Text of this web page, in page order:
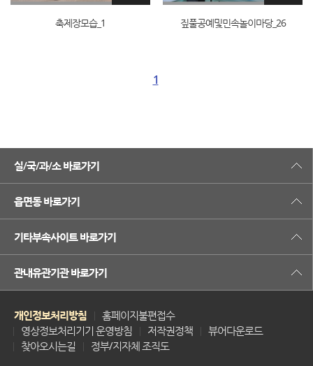
축제장모습_1 짚풀공예및민속놀이마당_26
1
실/국/과/소 바로가기
읍면동 바로가기
기타부속사이트 바로가기
관내유관기관 바로가기
개인정보처리방침
홈페이지불편접수
영상정보처리기기 운영방침
저작권정책
뷰어다운로드
찾아오시는길
정부/지자체 조직도